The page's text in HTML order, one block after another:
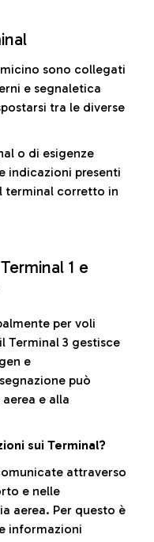
sono collegati
e segnaletica
tra le diverse
o di esigenze
indicazioni presenti
terminal corretto in
1 e
per voli
Terminal 3 gestisce
e
può
e alla
sui Terminal?
attraverso
e nelle
aerea. Per questo è
informazioni